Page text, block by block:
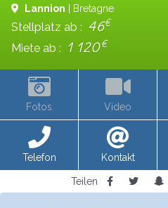
Lannion | Bretagne
Stellplatz ab : 46€
Miete ab : 1 120€
Fotos Video
Telefon Kontakt
Teilen